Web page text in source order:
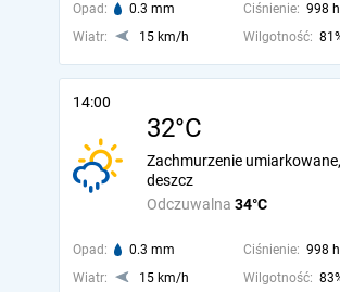
Opad: 0.3 mm Ciśnienie: 998
Wiatr:
15 km/h Wilgotność:
14:00
32°C
Odczuwalna 34°C
Zachmurzenie
deszcz
Opad: 0.3 mm Ciśnienie: 998
Wiatr:
15 km/h Wilgotność: